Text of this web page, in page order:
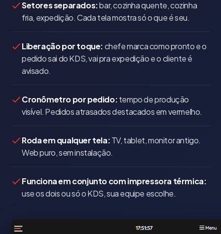
Setores separados:bar, cozinha quente, cozinha
fria, expedição. Cada tela mostra só o que é seu.
Liberação por toque:chefe marca como pronto e o
pedido sai do KDS, vai pra expedição e o cliente é
avisado.
Cronômetro por pedido:tempo de produção
visível. Pedidos atrasados destacados em vermelho.
Roda em qualquer tela:TV, tablet, monitor antigo.
Web puro, sem instalação.
Funciona em conjunto com impressora térmica:
use os dois ou só o KDS, sua equipe escolhe.